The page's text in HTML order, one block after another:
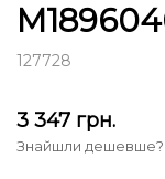
127728
3 347 грн.
Знайшли дешевше?